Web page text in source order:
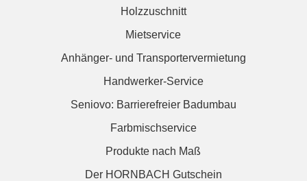
Holzzuschnitt
Mietservice
Anhänger- und Transportervermietung
Handwerker-Service
Seniovo: Barrierefreier Badumbau
Farbmischservice
Produkte nach Maß
Der HORNBACH Gutschein